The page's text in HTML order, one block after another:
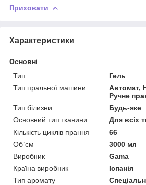
Приховати
Характеристики
Основні
Тип
Гель
Тип пральної машини
Автомат,
Ручне
Тип білизни
Будь-яке
Основний тип тканини
Для всіх
Кількість циклів прання
66
Об`єм
3000 мл
Виробник
Gama
Країна виробник
Іспанія
Тип аромату